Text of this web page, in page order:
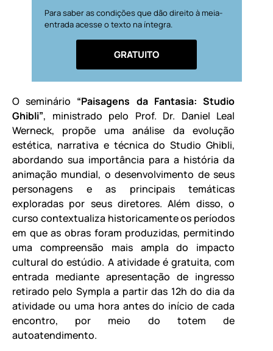
Para saber as condições que dão direito à meia-
entrada acesse o texto na íntegra.
GRATUITO
O seminário “Paisagens da Fantasia: Studio
Ghibli”, ministrado pelo Prof. Dr. Daniel Leal
Werneck, propõe uma análise da evolução
estética, narrativa e técnica do Studio Ghibli,
abordando sua importância para a história da
animação mundial, o desenvolvimento de seus
personagens e as principais temáticas
exploradas por seus diretores. Além disso, o
curso contextualiza historicamente os períodos
em que as obras foram produzidas, permitindo
uma compreensão mais ampla do impacto
cultural do estúdio. A atividade é gratuita, com
entrada mediante apresentação de ingresso
retirado pelo Sympla a partir das 12h do dia da
atividade ou uma hora antes do início de cada
encontro, por meio do totem de
autoatendimento.